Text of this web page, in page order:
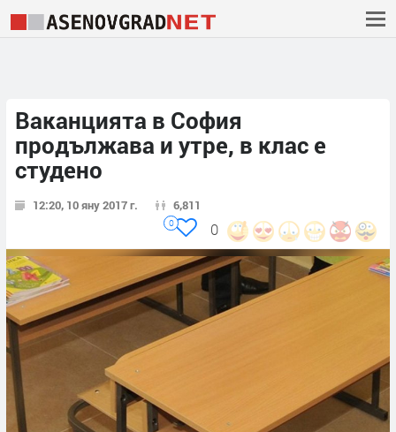
Ваканцията в София
продължава и утре, в клас е
студено
12:20, 10 яну 2017 г. 6,811
0
0